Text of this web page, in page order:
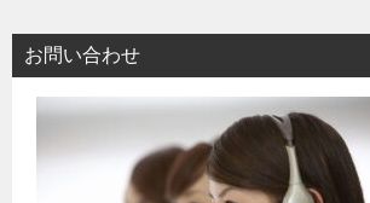
お問い合わせ